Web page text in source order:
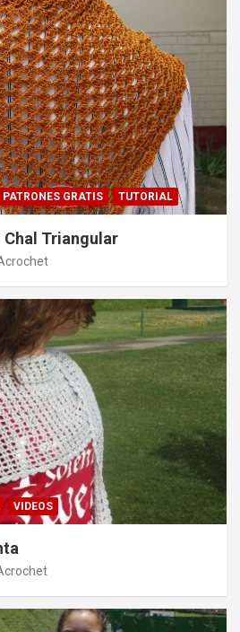
PATRONES GRATIS TUTORIAL
Triangular
VIDEOS